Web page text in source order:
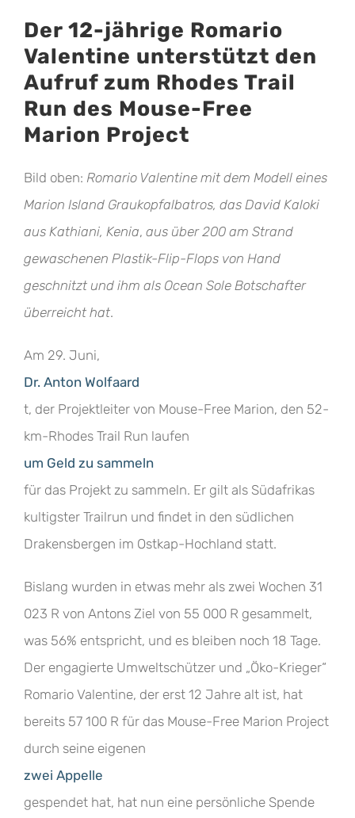
Der 12-jährige Romario
Valentine unterstützt den
Aufruf zum Rhodes Trail
Run des Mouse-Free
Marion Project
Bild oben: Romario Valentine mit dem Modell eines
Marion Island Graukopfalbatros, das David Kaloki
aus Kathiani, Kenia, aus über 200 am Strand
gewaschenen Plastik-Flip-Flops von Hand
geschnitzt und ihm als Ocean Sole Botschafter
überreicht hat.
Am 29. Juni,
Dr. Anton Wolfaard
t, der Projektleiter von Mouse-Free Marion, den 52-
km-Rhodes Trail Run laufen
um Geld zu sammeln
für das Projekt zu sammeln. Er gilt als Südafrikas
kultigster Trailrun und findet in den südlichen
Drakensbergen im Ostkap-Hochland statt.
Bislang wurden in etwas mehr als zwei Wochen 31
023 R von Antons Ziel von 55 000 R gesammelt,
was 56% entspricht, und es bleiben noch 18 Tage.
Der engagierte Umweltschützer und „Öko-Krieger“
Romario Valentine, der erst 12 Jahre alt ist, hat
bereits 57 100 R für das Mouse-Free Marion Project
durch seine eigenen
zwei Appelle
gespendet hat, hat nun eine persönliche Spende